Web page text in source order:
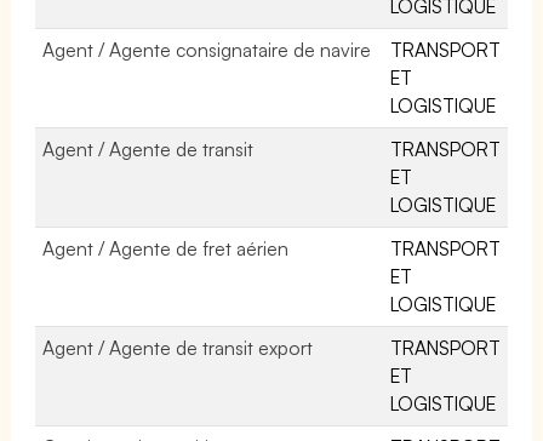
LOGISTIQUE
Agent / Agente consignataire de navire
TRANSPORT
ET
LOGISTIQUE
Agent / Agente de transit
TRANSPORT
ET
LOGISTIQUE
Agent / Agente de fret aérien
TRANSPORT
ET
LOGISTIQUE
Agent / Agente de transit export
TRANSPORT
ET
LOGISTIQUE